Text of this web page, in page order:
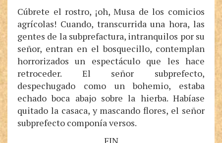
Cúbrete el rostro, ¡oh, Musa de los comicios
agrícolas! Cuando, transcurrida una hora, las
gentes de la subprefactura, intranquilos por su
señor, entran en el bosquecillo, contemplan
horrorizados un espectáculo que les hace
retroceder. El señor subprefecto,
despechugado como un bohemio, estaba
echado boca abajo sobre la hierba. Habíase
quitado la casaca, y mascando flores, el señor
subprefecto componía versos.
FIN